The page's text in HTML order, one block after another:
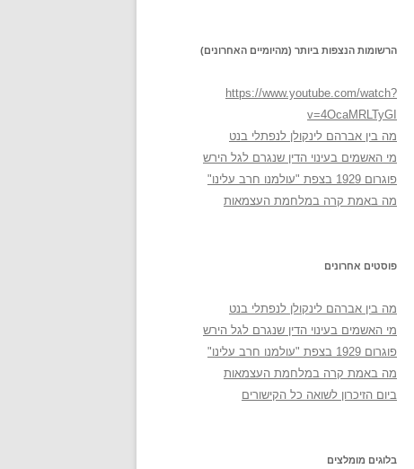
הרשומות הנצפות ביותר (מהיומיים האחרונים)
https://www.youtube.com/watch?
v=4OcaMRLTyGI
מה בין אברהם לינקולן לנפתלי בנט
מי האשמים בעינוי הדין שנגרם לגל הירש
פוגרום 1929 בצפת "עולמנו חרב עלינו"
מה באמת קרה במלחמת העצמאות
פוסטים אחרונים
מה בין אברהם לינקולן לנפתלי בנט
מי האשמים בעינוי הדין שנגרם לגל הירש
פוגרום 1929 בצפת "עולמנו חרב עלינו"
מה באמת קרה במלחמת העצמאות
ביום הזיכרון לשואה כל הקישורים
בלוגים מומלצים